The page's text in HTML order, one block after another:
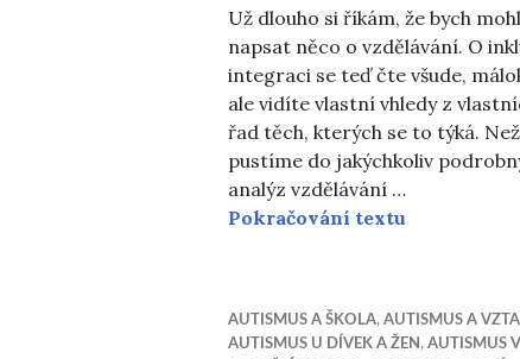
Už dlouho si říkám, že bych
napsat něco o vzdělávání. O
integraci se teď čte všude,
ale vidíte vlastní vhledy z
řad těch, kterých se to týká.
pustíme do jakýchkoliv
analýz vzdělávání …
Pokračování textu
AUTISMUS A ŠKOLA, AUTISMUS A
AUTISMUS U DÍVEK A ŽEN , AUTISMUS